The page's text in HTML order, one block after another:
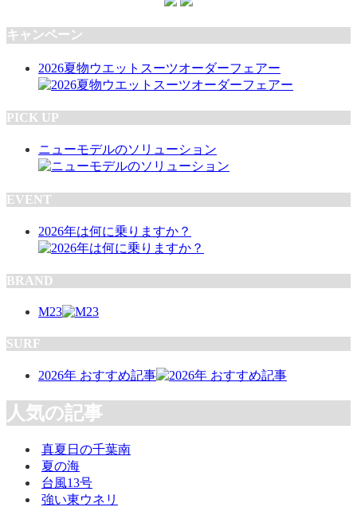
キャンペーン
2026夏物ウエットスーツオーダーフェアー
PICK UP
ニューモデルのソリューション
EVENT
2026年は何に乗りますか？
BRAND
M23
SURF
2026年 おすすめ記事
人気の記事
真夏日の千葉南
夏の海
台風13号
強い東ウネリ